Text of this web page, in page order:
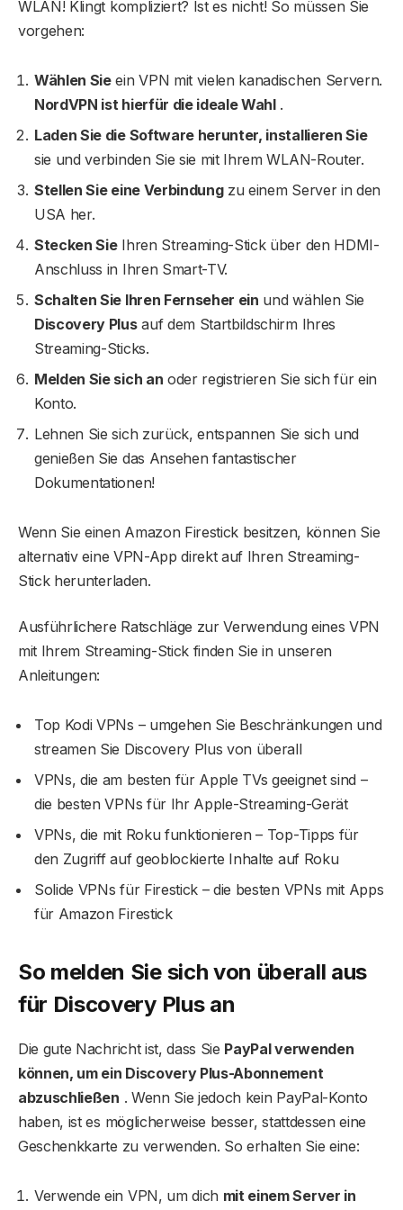
WLAN! Klingt kompliziert? Ist es nicht! So müssen Sie
vorgehen:
Wählen Sieein VPN mit vielen kanadischen Servern.
NordVPN ist hierfür die ideale Wahl.
Laden Sie die Software herunter, installieren Sie
sie und verbinden Sie sie mit Ihrem WLAN-Router.
Stellen Sie eine Verbindungzu einem Server in den
USA her.
Stecken SieIhren Streaming-Stick über den HDMI-
Anschluss in Ihren Smart-TV.
Schalten Sie Ihren Fernseher ein und wählen Sie
Discovery Plusauf dem Startbildschirm Ihres
Streaming-Sticks.
Melden Sie sich an oder registrieren Sie sich für ein
Konto.
Lehnen Sie sich zurück, entspannen Sie sich und
genießen Sie das Ansehen fantastischer
Dokumentationen!
Wenn Sie einen Amazon Firestick besitzen, können Sie
alternativ eine VPN-App direkt auf Ihren Streaming-
Stick herunterladen.
Ausführlichere Ratschläge zur Verwendung eines VPN
mit Ihrem Streaming-Stick finden Sie in unseren
Anleitungen:
Top Kodi VPNs – umgehen Sie Beschränkungen und
streamen Sie Discovery Plus von überall
VPNs, die am besten für Apple TVs geeignet sind –
die besten VPNs für Ihr Apple-Streaming-Gerät
VPNs, die mit Roku funktionieren – Top-Tipps für
den Zugriff auf geoblockierte Inhalte auf Roku
Solide VPNs für Firestick – die besten VPNs mit Apps
für Amazon Firestick
So melden Sie sich von überall aus
für Discovery Plus an
Die gute Nachricht ist, dass Sie PayPal verwenden
können, um ein Discovery Plus-Abonnement
abzuschließen . Wenn Sie jedoch kein PayPal-Konto
haben, ist es möglicherweise besser, stattdessen eine
Geschenkkarte zu verwenden. So erhalten Sie eine:
Verwende ein VPN, um dich mit einem Server in